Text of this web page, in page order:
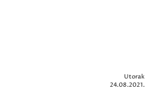
Utorak
24.08.2021.